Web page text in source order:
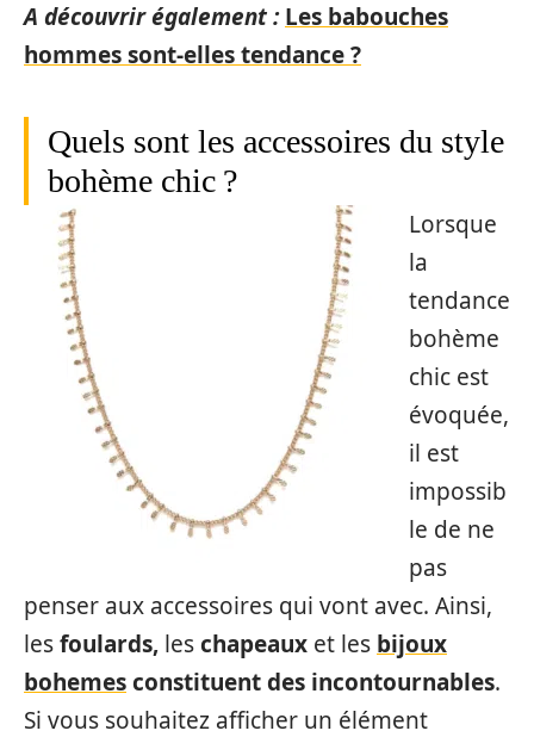
A découvrir également : Les babouches
hommes sont-elles tendance ?
Quels sont les accessoires du style
bohème chic ?
Lorsque
la
tendance
bohème
chic est
évoquée,
il est
impossib
le de ne
pas
penser aux accessoires qui vont avec. Ainsi,
lesfoulards, leschapeaux et les bijoux
bohemesconstituent des incontournables.
Si vous souhaitez afficher un élément